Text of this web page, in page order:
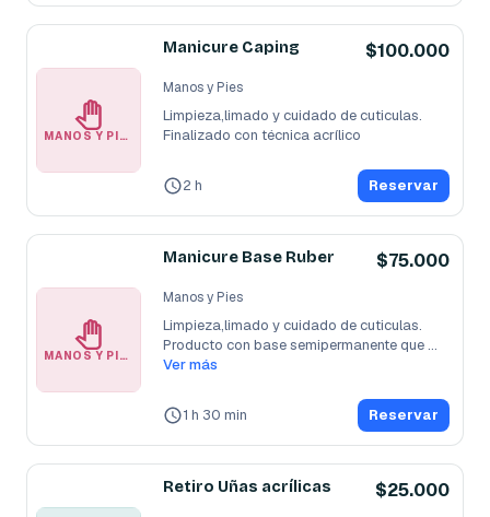
MANOS Y PIES
Manicure Caping $100.000
Manos y Pies
Limpieza,limado y cuidado de cuticulas.
Finalizado con técnica acrílico
2 h Reservar
MANOS Y PIES
Manicure Base Ruber $75.000
Manos y Pies
Limpieza,limado y cuidado de cuticulas.
Producto con base semipermanente que
se...
Ver más
1 h 30 min Reservar
Retiro Uñas acrílicas $25.000